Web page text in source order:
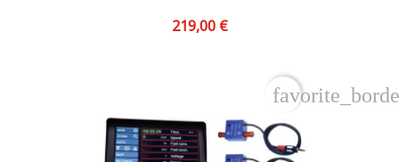
Preis
219,00 €